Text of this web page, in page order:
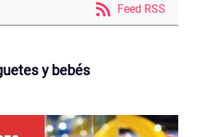
Feed RSS
y bebés